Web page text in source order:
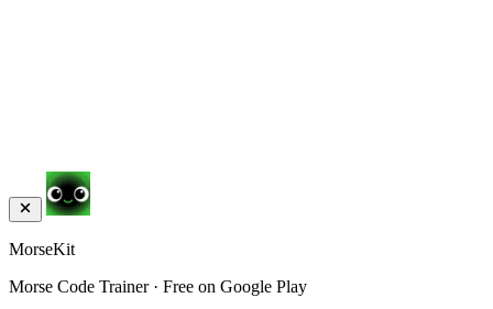
MorseKit
Morse Code Trainer · Free on Google Play